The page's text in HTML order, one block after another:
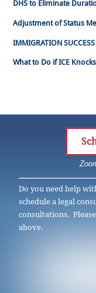
DHS to Eliminate
Adjustment of Status
IMMIGRATION
What to Do if ICE
Do you need help
schedule a legal
consultations.
above.